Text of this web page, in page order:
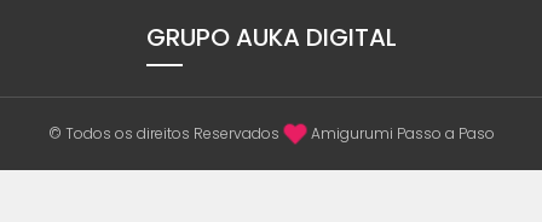
GRUPO AUKA DIGITAL
© Todos os direitos Reservados Amigurumi Passo a Paso